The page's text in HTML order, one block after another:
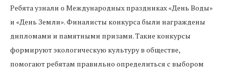
Ребята узнали о Международных праздниках «День Воды»
и «День Земли». Финалисты конкурса были награждены
дипломами и памятными призами. Такие конкурсы
формируют экологическую культуру в обществе,
помогают ребятам правильно определиться с выбором